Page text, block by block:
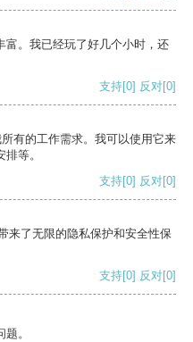
富。我已经玩了好几个小时，还
支持[0] 反对[0]
有的工作需求。我可以使用它来
等。
支持[0] 反对[0]
来了无限的隐私保护和安全性保
支持[0] 反对[0]
。